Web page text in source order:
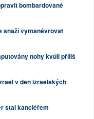
bombardované
snaží vymanévrovat
nohy kvůli příliš
v den izraelských
stal kancléřem